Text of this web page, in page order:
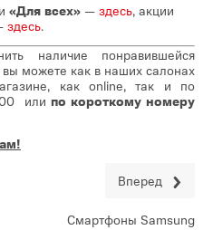
«Для всех» — здесь, акции
здесь.
наличие понравившейся
можете как в наших салонах
как online, так и по
или по короткому номеру
Вперед
Смартфоны Samsung